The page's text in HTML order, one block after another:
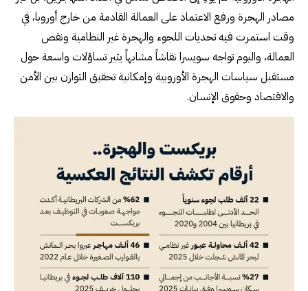
مصادر الهجرة ورفع الاعتماد على العمالة القادمة من خارج أوروبا، في
وقت استمرت فيه تحديات اللجوء والهجرة غير النظامية ونقص
العمالة، واليوم تواجه سويسرا نقاشاً مشابهاً يثير تساؤلات واسعة حول
مستقبل سياسات الهجرة الأوروبية وإمكانية تحقيق التوازن بين الأمن
والاقتصاد وحقوق الإنسان.